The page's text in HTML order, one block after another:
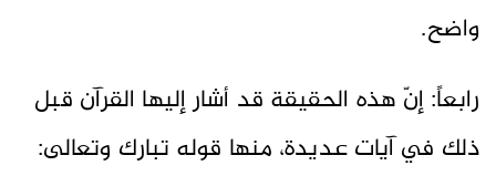
واضح.
رابعاً: إنّ هذه الحقيقة قد أشار إليها القرآن قبل
ذلك في آيات عديدة، منها قوله تبارك وتعالى: